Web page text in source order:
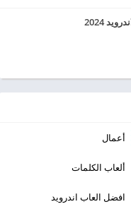
أعمال
ألعاب الكلمات
افضل العاب اندرويد